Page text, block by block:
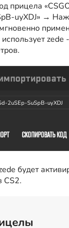
прицела
uyXDJ» →
zede
2uSEp-SuSpB-uyXDJ
будет
CS2.